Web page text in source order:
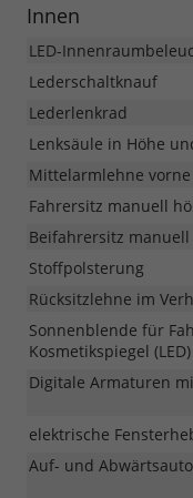
Innen
LED-
Lederschaltknauf
Lederlenkrad
Lenksäule in Höhe
Mittelarmlehne
Fahrersitz manuell
Beifahrersitz
Stoffpolsterung
Rücksitzlehne im
Sonnenblende für
Kosmetikspiegel (LED)
Digitale Armaturen
elektrische
Auf- und